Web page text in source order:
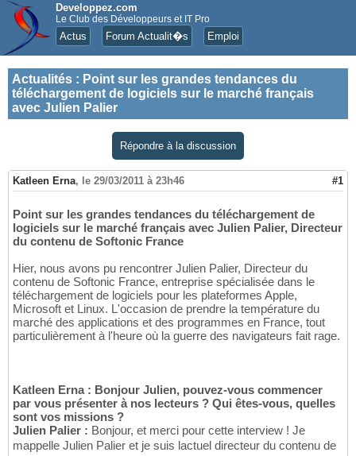
Developpez.com
Le Club des Développeurs et IT Pro
Actus Forum Actualit�s Emploi
Actualités : Point sur les grandes tendances du
téléchargement de logiciels sur le marché français
avec Julien Palier
Répondre à la discussion
Katleen Erna, le 29/03/2011 à 23h46 #1
Point sur les grandes tendances du téléchargement de
logiciels sur le marché français avec Julien Palier, Directeur
du contenu de Softonic France
Hier, nous avons pu rencontrer Julien Palier, Directeur du
contenu de Softonic France, entreprise spécialisée dans le
téléchargement de logiciels pour les plateformes Apple,
Microsoft et Linux. L'occasion de prendre la température du
marché des applications et des programmes en France, tout
particulièrement à l'heure où la guerre des navigateurs fait rage.
Katleen Erna : Bonjour Julien, pouvez-vous commencer
par vous présenter à nos lecteurs ? Qui êtes-vous, quelles
sont vos missions ?
Julien Palier : Bonjour, et merci pour cette interview ! Je
mappelle Julien Palier et je suis lactuel directeur du contenu de